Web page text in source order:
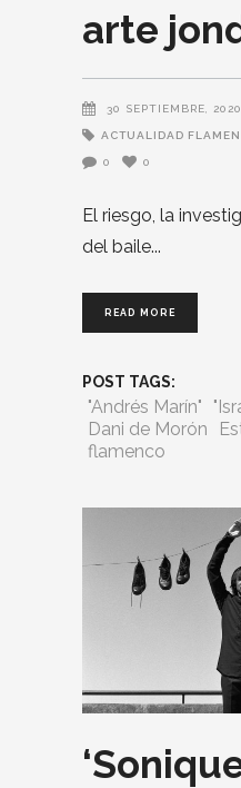
arte
30 SEPTIEMBRE, 2020
ACTUALIDAD
0 0
El riesgo, la
del baile
READ MORE
POST TAGS:
"Andrés Marín"
Dani de Morón
flamenco